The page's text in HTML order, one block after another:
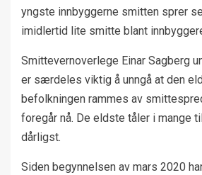
yngste innbyggerne smitten sprer
imidlertid lite smitte blant
Smittevernoverlege Einar Sagberg
er særdeles viktig å unngå at den
befolkningen rammes av
foregår nå. De eldste tåler i mange
dårligst.
Siden begynnelsen av mars 2020